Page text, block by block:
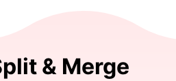
& Merge